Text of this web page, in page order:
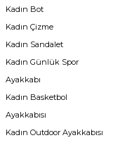
Kadın Bot
Kadın Çizme
Kadın Sandalet
Kadın Günlük Spor
Ayakkabı
Kadın Basketbol
Ayakkabısı
Kadın Outdoor Ayakkabısı